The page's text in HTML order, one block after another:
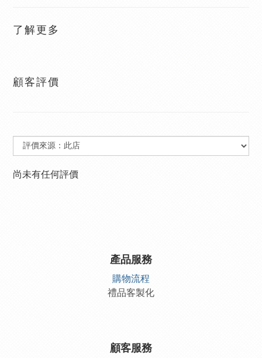
了解更多
顧客評價
尚未有任何評價
產品服務
購物流程
禮品客製化
顧客服務